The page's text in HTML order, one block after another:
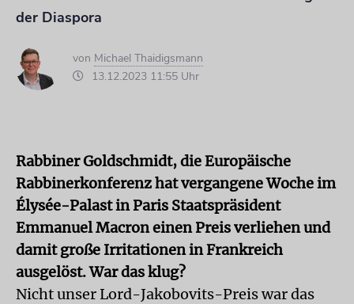
der Diaspora
von Michael Thaidigsmann
13.12.2023 11:55 Uhr
Rabbiner Goldschmidt, die Europäische
Rabbinerkonferenz hat vergangene Woche im
Élysée-Palast in Paris Staatspräsident
Emmanuel Macron einen Preis verliehen und
damit große Irritationen in Frankreich
ausgelöst. War das klug?
Nicht unser Lord-Jakobovits-Preis war das